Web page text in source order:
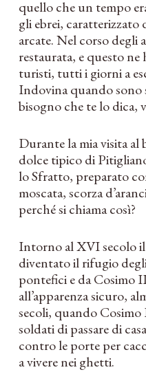
quello che un tempo
gli ebrei, caratterizzato
arcate. Nel corso degli
restaurata, e questo ne
turisti, tutti i giorni a
Indovina quando sono
bisogno che te lo dica,
Durante la mia visita al
dolce tipico di
lo Sfratto, preparato
moscata, scorza
perché si chiama così?
Intorno al XVI secolo il
diventato il rifugio
pontefici e da Cosimo
all’apparenza sicuro,
secoli, quando Cosimo
soldati di passare di
contro le porte per
a vivere nei ghetti.